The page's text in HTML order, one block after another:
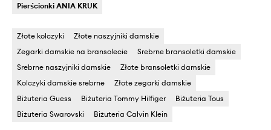
Pierścionki ANIA KRUK
Złote kolczyki
Złote naszyjniki damskie
Zegarki damskie na bransolecie
Srebrne bransoletki damskie
Srebrne naszyjniki damskie
Złote bransoletki damskie
Kolczyki damskie srebrne
Złote zegarki damskie
Biżuteria Guess
Biżuteria Tommy Hilfiger
Biżuteria Tous
Biżuteria Swarovski
Biżuteria Calvin Klein